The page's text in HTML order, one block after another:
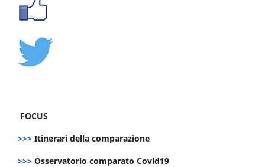
FOCUS
>>> Itinerari della comparazione
>>> Osservatorio comparato Covid19